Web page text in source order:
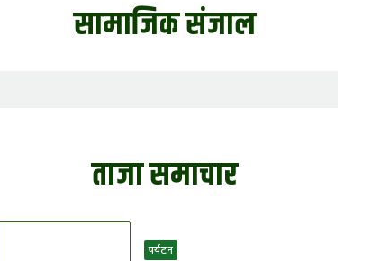
सामाजिक संजाल
ताजा समाचार
पर्यटन